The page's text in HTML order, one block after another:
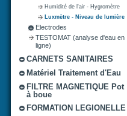
Humidité de l'air - Hygromètre
Luxmètre - Niveau de lumière
Electrodes
TESTOMAT (analyse d'eau en
ligne)
CARNETS SANITAIRES
Matériel Traitement d'Eau
FILTRE MAGNETIQUE Pot
à boue
FORMATION LEGIONELLE